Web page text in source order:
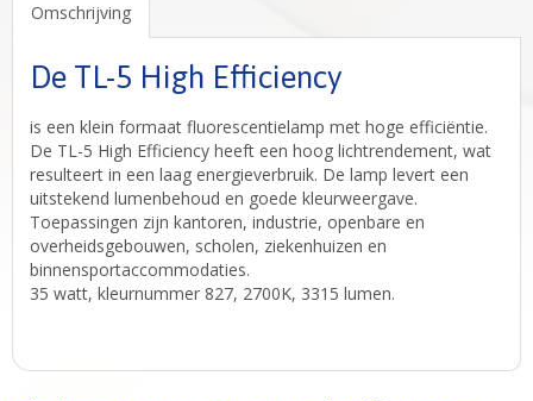
Omschrijving
De TL-5 High Efficiency
is een klein formaat fluorescentielamp met hoge efficiëntie.
De TL-5 High Efficiency heeft een hoog lichtrendement, wat
resulteert in een laag energieverbruik. De lamp levert een
uitstekend lumenbehoud en goede kleurweergave.
Toepassingen zijn kantoren, industrie, openbare en
overheidsgebouwen, scholen, ziekenhuizen en
binnensportaccommodaties.
35 watt, kleurnummer 827, 2700K, 3315 lumen.